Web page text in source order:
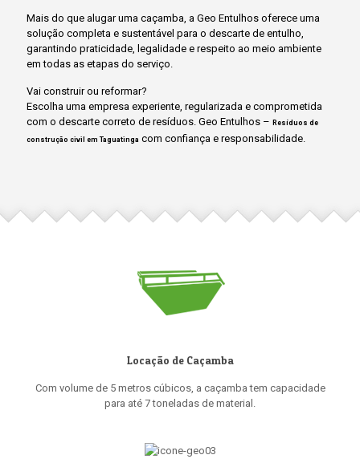
Mais do que alugar uma caçamba, a Geo Entulhos oferece uma
solução completa e sustentável para o descarte de entulho,
garantindo praticidade, legalidade e respeito ao meio ambiente
em todas as etapas do serviço.
Vai construir ou reformar?
Escolha uma empresa experiente, regularizada e comprometida
com o descarte correto de resíduos. Geo Entulhos – Resíduos de
construção civil em Taguatinga com confiança e responsabilidade.
Locação de Caçamba
Com volume de 5 metros cúbicos, a caçamba tem capacidade
para até 7 toneladas de material.